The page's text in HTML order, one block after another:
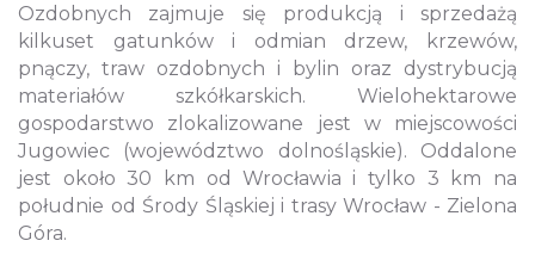
Ozdobnych zajmuje się produkcją i sprzedażą
kilkuset gatunków i odmian drzew, krzewów,
pnączy, traw ozdobnych i bylin oraz dystrybucją
materiałów szkółkarskich. Wielohektarowe
gospodarstwo zlokalizowane jest w miejscowości
Jugowiec (województwo dolnośląskie). Oddalone
jest około 30 km od Wrocławia i tylko 3 km na
południe od Środy Śląskiej i trasy Wrocław - Zielona
Góra.